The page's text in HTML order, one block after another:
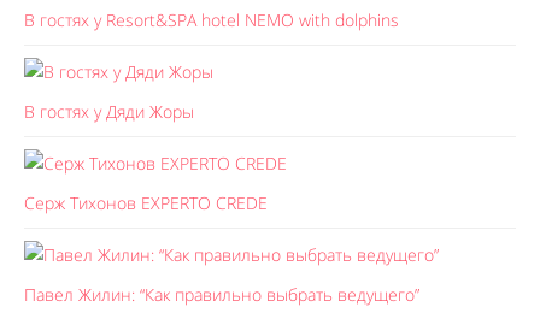
В гостях у Resort&SPA hotel NEMO with dolphins
В гостях у Дяди Жоры
Серж Тихонов EXPERTO CREDE
Павел Жилин: “Как правильно выбрать ведущего”